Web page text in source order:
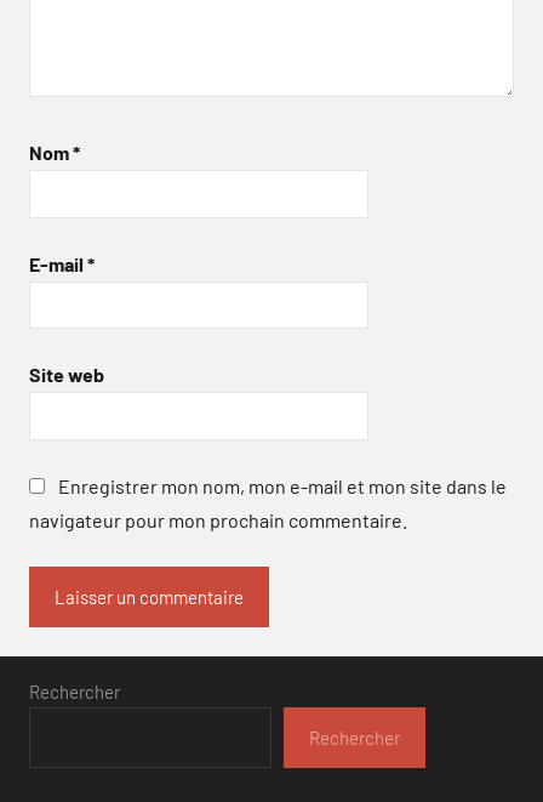
Nom*
E-mail *
Site web
Enregistrer mon nom, mon e-mail et mon site dans le
navigateur pour mon prochain commentaire.
Rechercher
Rechercher